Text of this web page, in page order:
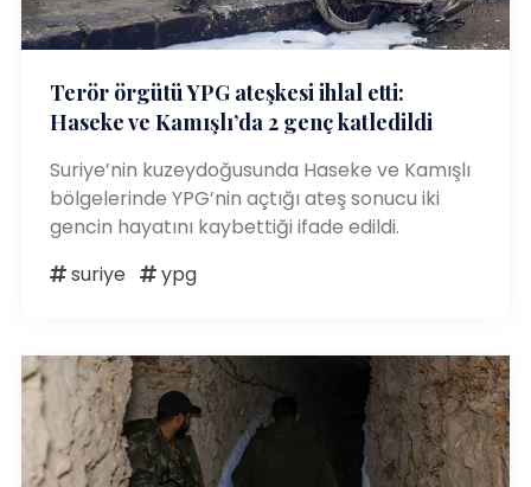
Terör örgütü YPG ateşkesi ihlal etti:
Haseke ve Kamışlı’da 2 genç katledildi
Suriye’nin kuzeydoğusunda Haseke ve Kamışlı
bölgelerinde YPG’nin açtığı ateş sonucu iki
gencin hayatını kaybettiği ifade edildi.
suriye
ypg